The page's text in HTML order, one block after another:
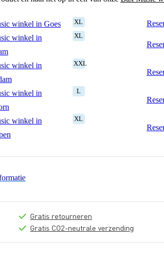
winkel in Goes XL
winkel in
XL
winkel in
XXL
winkel in
L
winkel in
XL
Gratis retourneren
Gratis CO2-neutrale verzending